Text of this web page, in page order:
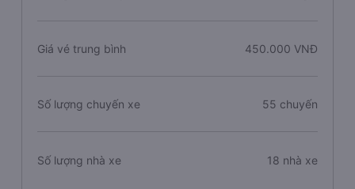
Giá vé trung bình 450.000 VNĐ
Số lượng chuyến xe 55 chuyến
Số lượng nhà xe 18 nhà xe